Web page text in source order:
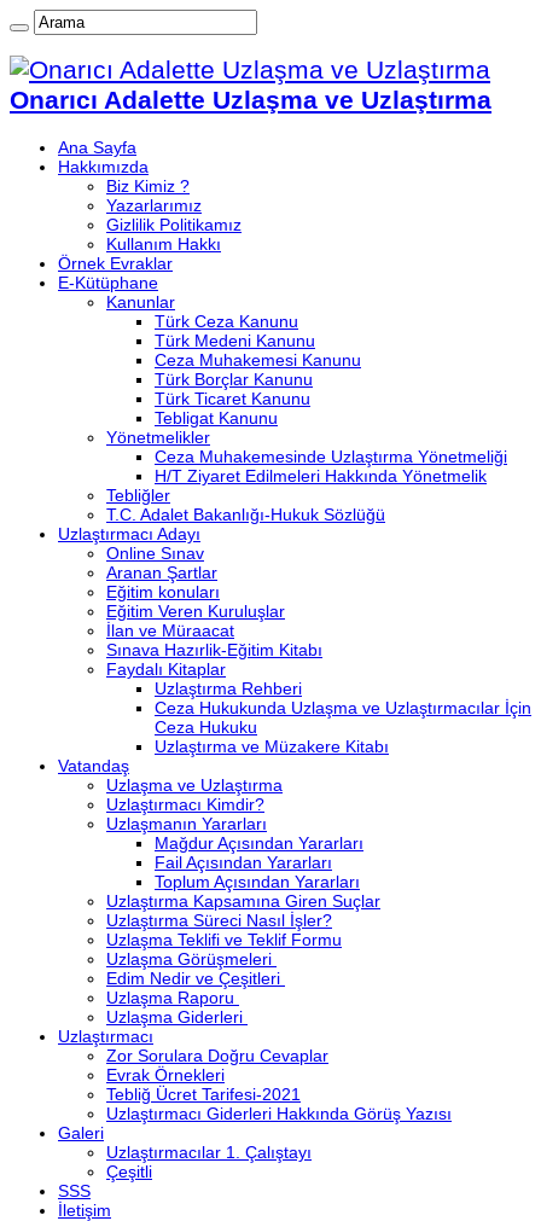
Onarıcı Adalette Uzlaşma ve Uzlaştırma
Ana Sayfa
Hakkımızda
Biz Kimiz ?
Yazarlarımız
Gizlilik Politikamız
Kullanım Hakkı
Örnek Evraklar
E-Kütüphane
Kanunlar
Türk Ceza Kanunu
Türk Medeni Kanunu
Ceza Muhakemesi Kanunu
Türk Borçlar Kanunu
Türk Ticaret Kanunu
Tebligat Kanunu
Yönetmelikler
Ceza Muhakemesinde Uzlaştırma Yönetmeliği
H/T Ziyaret Edilmeleri Hakkında Yönetmelik
Tebliğler
T.C. Adalet Bakanlığı-Hukuk Sözlüğü
Uzlaştırmacı Adayı
Online Sınav
Aranan Şartlar
Eğitim konuları
Eğitim Veren Kuruluşlar
İlan ve Müraacat
Sınava Hazırlik-Eğitim Kitabı
Faydalı Kitaplar
Uzlaştırma Rehberi
Ceza Hukukunda Uzlaşma ve Uzlaştırmacılar İçin
Ceza Hukuku
Uzlaştırma ve Müzakere Kitabı
Vatandaş
Uzlaşma ve Uzlaştırma
Uzlaştırmacı Kimdir?
Uzlaşmanın Yararları
Mağdur Açısından Yararları
Fail Açısından Yararları
Toplum Açısından Yararları
Uzlaştırma Kapsamına Giren Suçlar
Uzlaştırma Süreci Nasıl İşler?
Uzlaşma Teklifi ve Teklif Formu
Uzlaşma Görüşmeleri
Edim Nedir ve Çeşitleri
Uzlaşma Raporu
Uzlaşma Giderleri
Uzlaştırmacı
Zor Sorulara Doğru Cevaplar
Evrak Örnekleri
Tebliğ Ücret Tarifesi-2021
Uzlaştırmacı Giderleri Hakkında Görüş Yazısı
Galeri
Uzlaştırmacılar 1. Çalıştayı
Çeşitli
SSS
İletişim